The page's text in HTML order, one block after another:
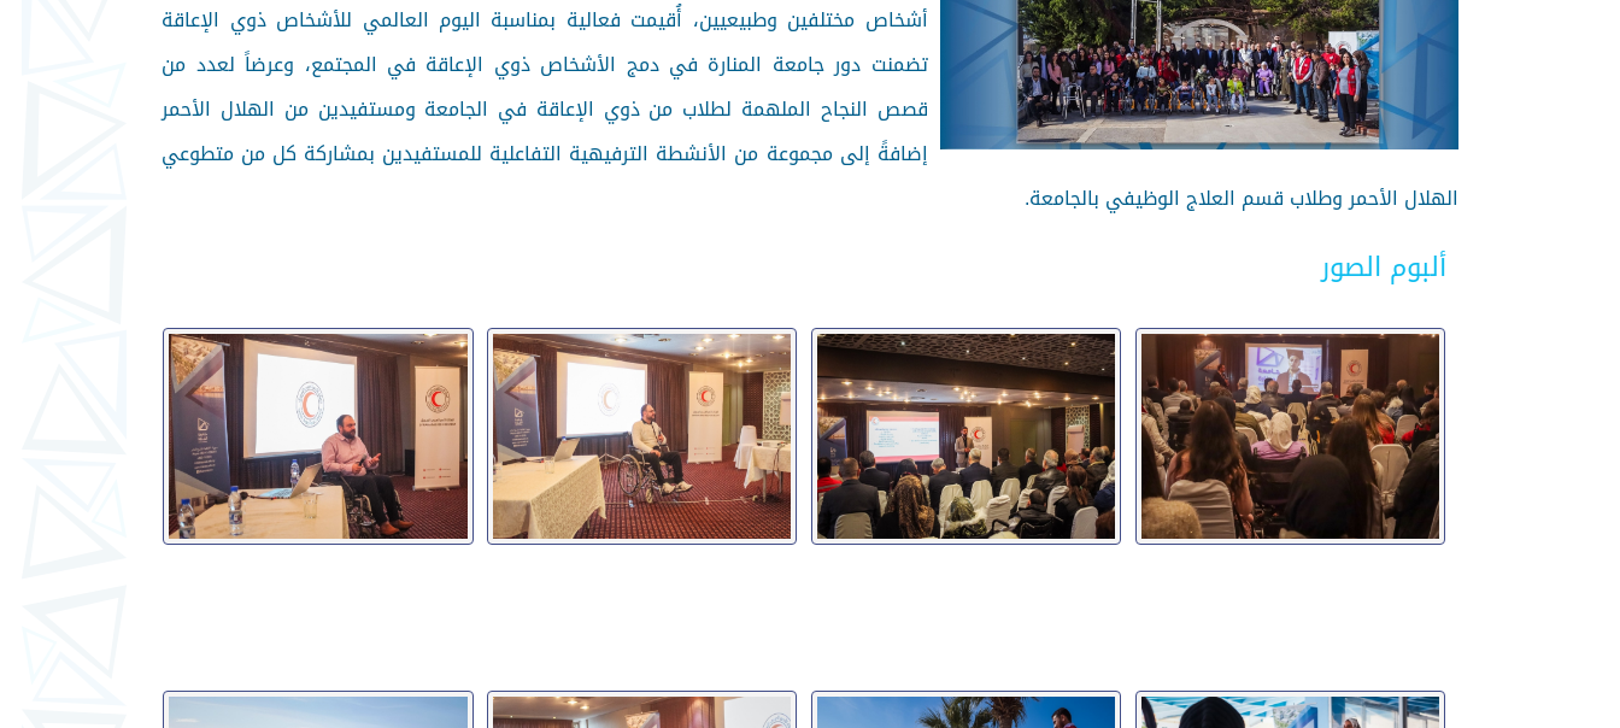
أشخاص مختلفين وطبيعيين، أُقيمت فعالية بمناسبة اليوم العالمي للأشخاص ذوي الإعاقة
تضمنت دور جامعة المنارة في دمج الأشخاص ذوي الإعاقة في المجتمع، وعرضاً لعدد من
قصص النجاح الملهمة لطلاب من ذوي الإعاقة في الجامعة ومستفيدين من الهلال الأحمر
إضافةً إلى مجموعة من الأنشطة الترفيهية التفاعلية للمستفيدين بمشاركة كل من متطوعي
الهلال الأحمر وطلاب قسم العلاج الوظيفي بالجامعة.
ألبوم الصور